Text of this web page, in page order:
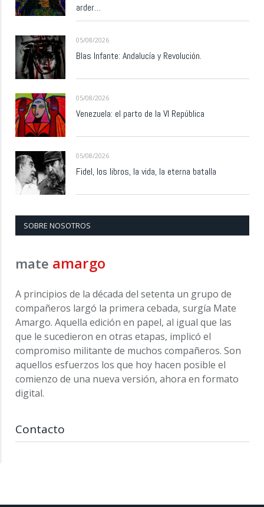
arder…
05/08/2026
Blas Infante: Andalucía y Revolución.
05/08/2026
Venezuela: el parto de la VI República
05/08/2026
Fidel, los libros, la vida, la eterna batalla
SOBRE NOSOTROS
mate amargo
A principios de la década del setenta un grupo de
compañeros largó la primera cebada, surgía Mate
Amargo. Aquella edición en papel, al igual que las
que le sucedieron en otras etapas, implicó el
compromiso militante de muchos compañeros. Son
aquellos esfuerzos los que hoy hacen posible el
comienzo de una nueva versión, ahora en formato
digital.
Contacto